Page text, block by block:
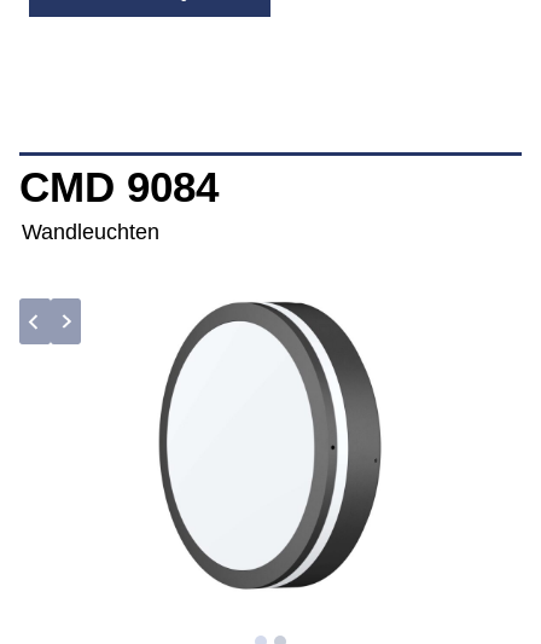
CMD 9084
Wandleuchten